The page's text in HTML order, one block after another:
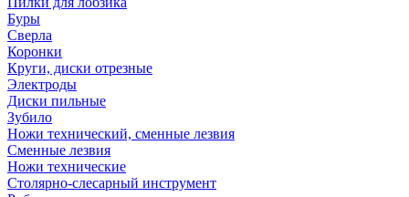
Буры
Сверла
Коронки
Круги, диски отрезные
Электроды
Диски пильные
Зубило
Ножи технический, сменные лезвия
Сменные лезвия
Ножи технические
Столярно-слесарный инструмент